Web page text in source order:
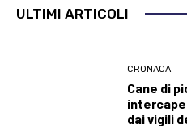
ULTIMI ARTICOLI
CRONACA
Cane di
dai vigili